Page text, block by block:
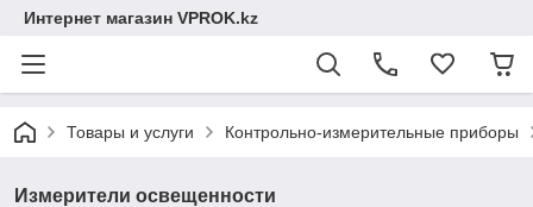
Интернет магазин VPROK.kz
Товары и услуги Контрольно-измерительные приборы
Измерители освещенности